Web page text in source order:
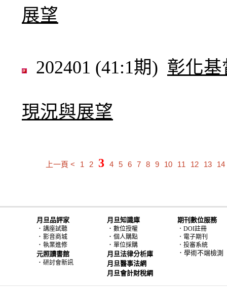
展望
202401 (41:1期) 彰化
現況與展望
上一頁 < 1 2 3 4 5 6 7 8 9 10 11 12 13 14
月旦品評家
． 講座試聽
． 影音商城
． 執業進修
元照讀書館
． 研討會新訊
月旦知識庫
． 數位授權
． 個人購點
． 單位採購
月旦法律分析庫
月旦醫事法網
月旦會計財稅網
期刊數位服務
．DOI註冊
．電子期刊
．投審系統
．學術不端檢測